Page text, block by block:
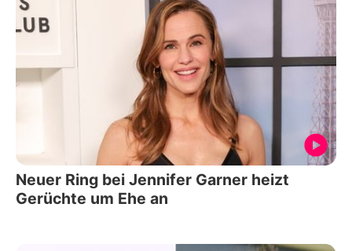
Neuer Ring bei Jennifer Garner heizt
Gerüchte um Ehe an